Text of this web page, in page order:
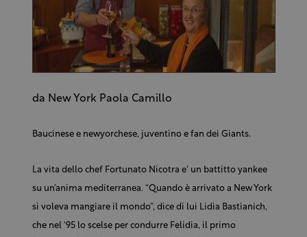
da New York Paola Camillo
Baucinese e newyorchese, juventino e fan dei Giants.
La vita dello chef Fortunato Nicotra e' un battitto yankee
su un’anima mediterranea. “Quando è arrivato a New York
si voleva mangiare il mondo”, dice di lui Lidia Bastianich,
che nel ‘95 lo scelse per condurre Felidia, il primo